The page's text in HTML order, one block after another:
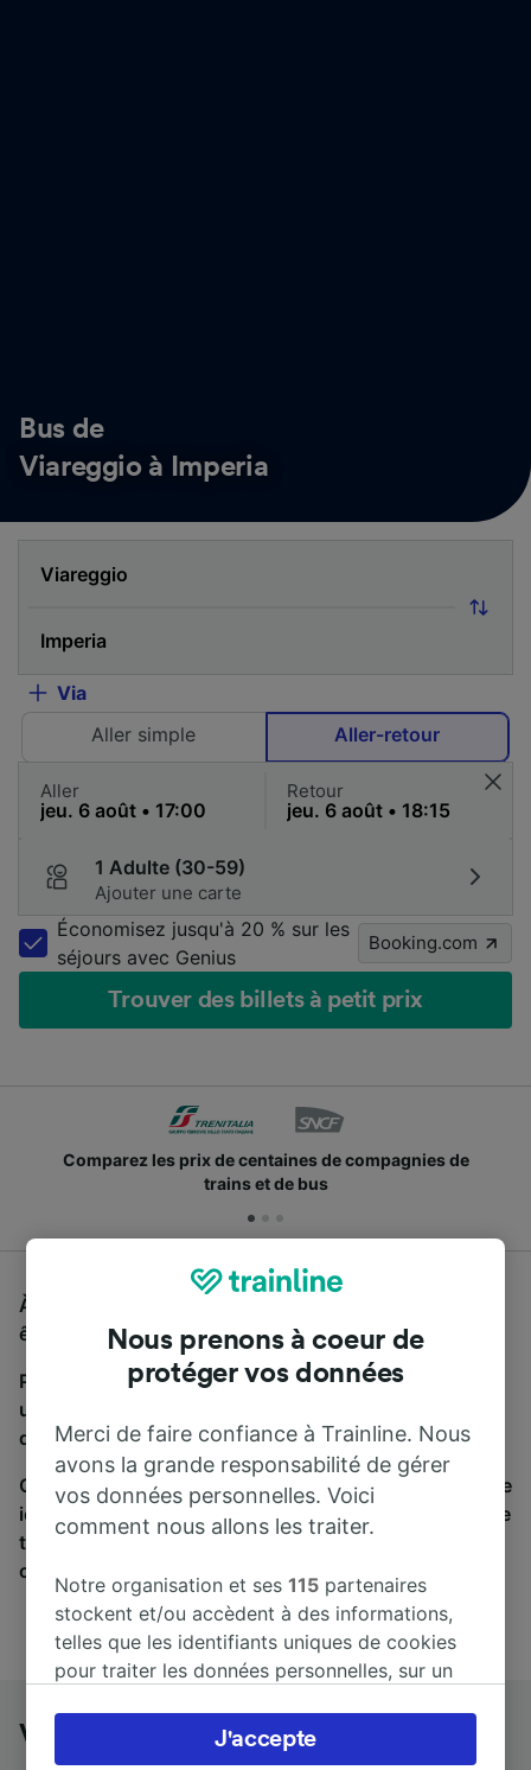
Bus de
Viareggio à Imperia
Via
Aller simple
Aller-retour
Aller Retour
1 Adulte (30-59)
Ajouter une carte
Économisez jusqu'à 20 % sur les
séjours avec Genius
Booking.com
Trouver des billets à petit prix
Comparez les prix de centaines de compagnies de
trains et de bus
À la recherche d'un bus de Viareggio à Imperia, vous
êtes au bon endroit.
Pour trouver des billets de bus, lancez simplement
une recherche ci-dessus. Nous comparons les temps
de trajets et les prix des voyages, en train et en bus.
Qu’importe votre destination, votre voyage commence
ici. Nous collaborons avec plus de 170 compagnies de
train et de bus. Consultez et achetez vos billets sur
cette page.
Viareggio à Imperia en bus
Nous prenons à coeur de
protéger vos données
Merci de faire confiance à Trainline. Nous
avons la grande responsabilité de gérer
vos données personnelles. Voici
comment nous allons les traiter.
Notre organisation et ses115 partenaires
stockent et/ou accèdent à des informations,
telles que les identifiants uniques de cookies
pour traiter les données personnelles, sur un
préférences, notamment en exerçant votre
droit d’opposition à l’intérêt légitime, en
J'accepte